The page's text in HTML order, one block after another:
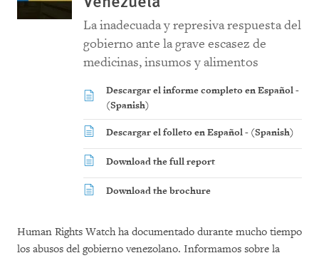
La inadecuada y represiva respuesta del
gobierno ante la grave escasez de
medicinas, insumos y alimentos
Descargar el informe completo en Español -
(Spanish)
Descargar el folleto en Español - (Spanish)
Download the full report
Download the brochure
Human Rights Watch ha documentado durante mucho tiempo
los abusos del gobierno venezolano. Informamos sobre la